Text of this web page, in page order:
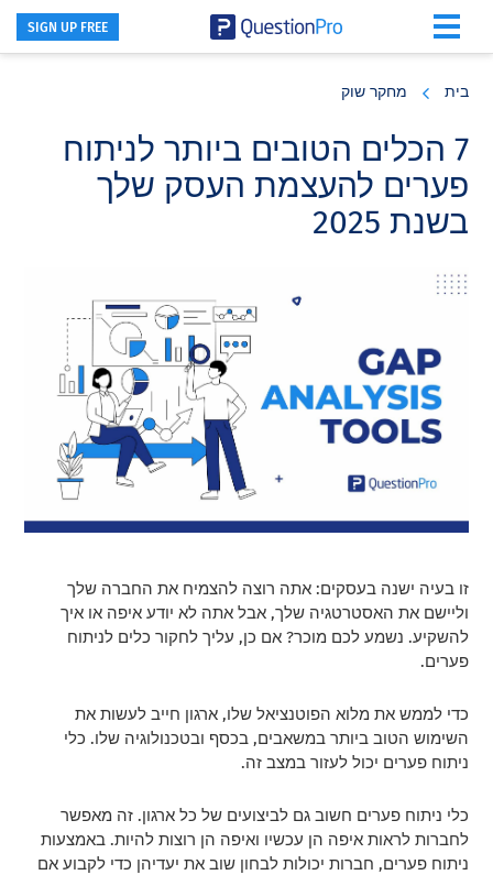
content
sidebar
SIGN UP FREE
בית מחקר שוק
7 הכלים הטובים ביותר לניתוח
פערים להעצמת העסק שלך
בשנת 2025
זו בעיה ישנה בעסקים: אתה רוצה להצמיח את החברה שלך
וליישם את האסטרטגיה שלך, אבל אתה לא יודע איפה או איך
להשקיע. נשמע לכם מוכר? אם כן, עליך לחקור כלים לניתוח
פערים.
כדי לממש את מלוא הפוטנציאל שלו, ארגון חייב לעשות את
השימוש הטוב ביותר במשאבים, בכסף ובטכנולוגיה שלו. כלי
ניתוח פערים יכול לעזור במצב זה.
כלי ניתוח פערים חשוב גם לביצועים של כל ארגון. זה מאפשר
לחברות לראות איפה הן עכשיו ואיפה הן רוצות להיות. באמצעות
ניתוח פערים, חברות יכולות לבחון שוב את יעדיהן כדי לקבוע אם